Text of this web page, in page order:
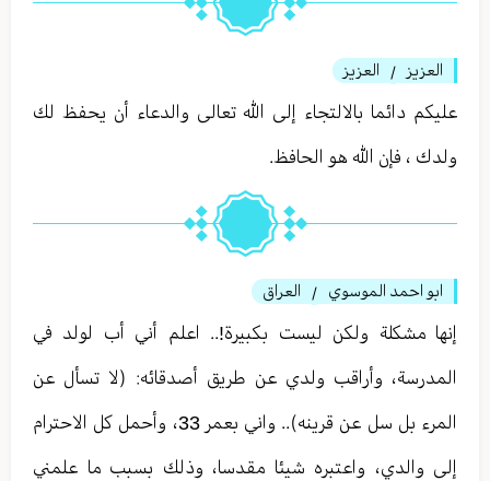
العزيز / العزيز
عليكم دائما بالالتجاء إلى الله تعالى والدعاء أن يحفظ لك
ولدك ، فإن الله هو الحافظ.
ابو احمد الموسوي / العراق
إنها مشكلة ولكن ليست بكبيرة!.. اعلم أني أب لولد في
المدرسة، وأراقب ولدي عن طريق أصدقائه: (لا تسأل عن
المرء بل سل عن قرينه).. واني بعمر 33، وأحمل كل الاحترام
إلى والدي، واعتبره شيئا مقدسا، وذلك بسبب ما علمني